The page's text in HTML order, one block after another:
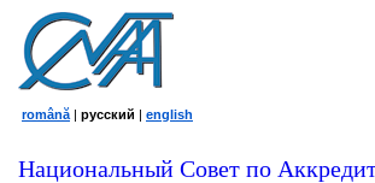
română | русский | english
Национальный Совет по